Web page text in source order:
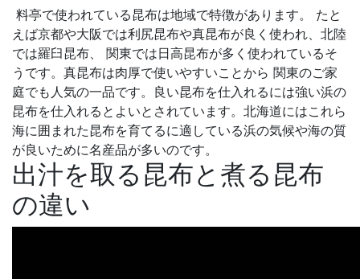
料亭で使われている昆布は地域で特徴があります。 たと
えば京都や大阪では利尻昆布や真昆布が良く使われ、北陸
では羅臼昆布、 関東では日高昆布が多く使われているそ
うです。真昆布は肉厚で使いやすいことから 関東のご家
庭でも人気の一品です。良い昆布を仕入れるには強い浜の
昆布を仕入れるとよいとされています。北海道にはこれら
海に囲まれた昆布を育てるに適している浜の気候や海の質
が良いために名産品が多いのです。
出汁を取る昆布と煮る昆布
の違い